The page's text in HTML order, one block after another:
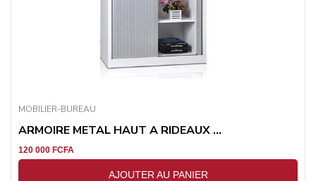
MOBILIER-BUREAU
ARMOIRE METAL HAUT A RIDEAUX ...
120 000 FCFA
AJOUTER AU PANIER